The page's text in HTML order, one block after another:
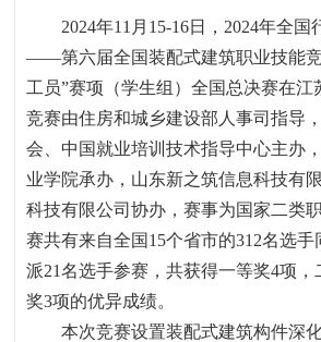
2024年11 月 15-16日， 2024年全国
——第六届全国装配式建筑职业技能
工员”赛项（学生组）全国总决赛在江
竞赛由住房和城乡建设部人事司指导
会、中国就业培训技术指导中心主办
业学院承办，山东新之筑信息科技有
科技有限公司协办，赛事为国家二类
赛共有来自全国 15个省市的312名选手
派21名选手参赛，共获得一等奖4项，
奖3项的优异成绩。
本次竞赛设置装配式建筑构件深